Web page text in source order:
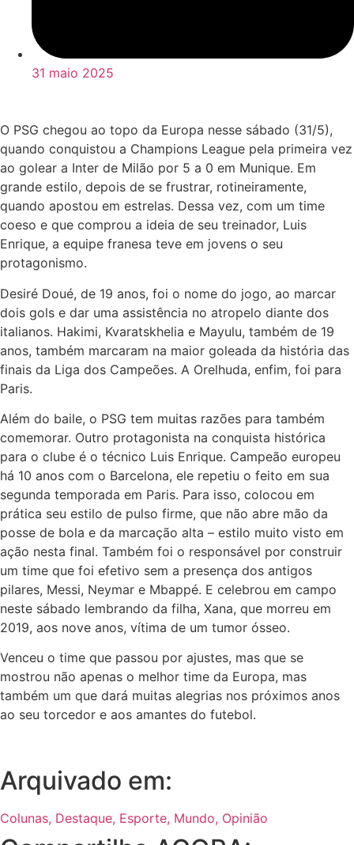
31 maio 2025
O PSG chegou ao topo da Europa nesse sábado (31/5),
quando conquistou a Champions League pela primeira vez
ao golear a Inter de Milão por 5 a 0 em Munique. Em
grande estilo, depois de se frustrar, rotineiramente,
quando apostou em estrelas. Dessa vez, com um time
coeso e que comprou a ideia de seu treinador, Luis
Enrique, a equipe franesa teve em jovens o seu
protagonismo.
Desiré Doué, de 19 anos, foi o nome do jogo, ao marcar
dois gols e dar uma assistência no atropelo diante dos
italianos. Hakimi, Kvaratskhelia e Mayulu, também de 19
anos, também marcaram na maior goleada da história das
finais da Liga dos Campeões. A Orelhuda, enfim, foi para
Paris.
Além do baile, o PSG tem muitas razões para também
comemorar. Outro protagonista na conquista histórica
para o clube é o técnico Luis Enrique. Campeão europeu
há 10 anos com o Barcelona, ele repetiu o feito em sua
segunda temporada em Paris. Para isso, colocou em
prática seu estilo de pulso firme, que não abre mão da
posse de bola e da marcação alta – estilo muito visto em
ação nesta final. Também foi o responsável por construir
um time que foi efetivo sem a presença dos antigos
pilares, Messi, Neymar e Mbappé. E celebrou em campo
neste sábado lembrando da filha, Xana, que morreu em
2019, aos nove anos, vítima de um tumor ósseo.
Venceu o time que passou por ajustes, mas que se
mostrou não apenas o melhor time da Europa, mas
também um que dará muitas alegrias nos próximos anos
ao seu torcedor e aos amantes do futebol.
Arquivado em:
Colunas, Destaque, Esporte, Mundo, Opinião